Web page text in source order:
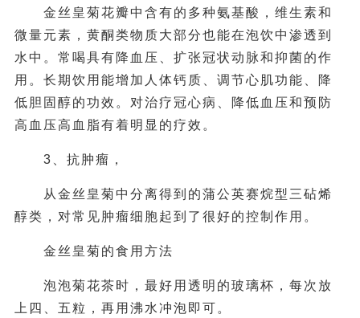
金丝皇菊花瓣中含有的多种氨基酸，维生素和
微量元素，黄酮类物质大部分也能在泡饮中渗透到
水中。常喝具有降血压、扩张冠状动脉和抑菌的作
用。长期饮用能增加人体钙质、调节心肌功能、降
低胆固醇的功效。对治疗冠心病、降低血压和预防
高血压高血脂有着明显的疗效。
3、抗肿瘤，
从金丝皇菊中分离得到的蒲公英赛烷型三砧烯
醇类，对常见肿瘤细胞起到了很好的控制作用。
金丝皇菊的食用方法
泡泡菊花茶时，最好用透明的玻璃杯，每次放
上四、五粒，再用沸水冲泡即可。